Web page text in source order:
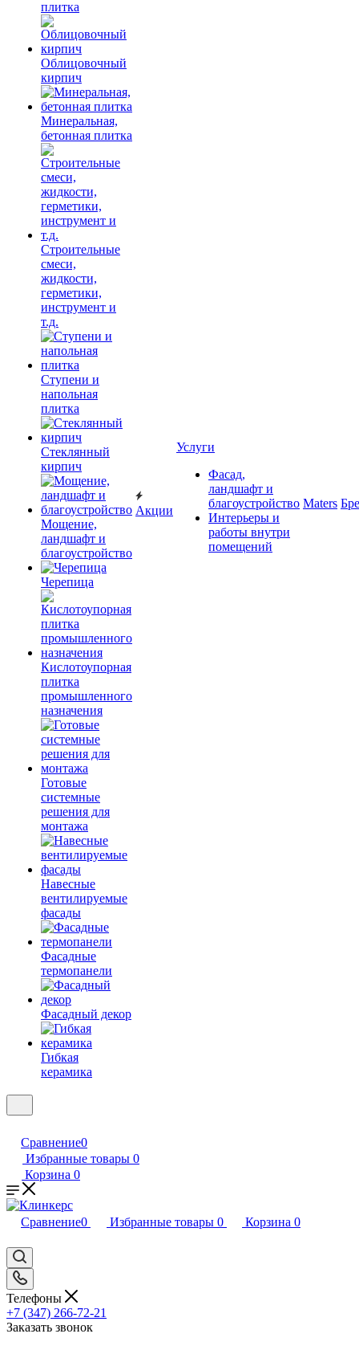
плитка
Облицовочный
кирпич
Минеральная,
бетонная плитка
Строительные
смеси,
жидкости,
герметики,
инструмент и
т.д.
Ступени и
напольная
плитка
Cтеклянный
кирпич
Мощение,
ландшафт и
благоустройство
Черепица
Кислотоупорная
плитка
промышленного
назначения
Готовые
системные
решения для
монтажа
Навесные
вентилируемые
фасады
Фасадные
термопанели
Фасадный декор
Гибкая
керамика
Акции
Услуги
Фасад,
ландшафт и
благоустройство
Интерьеры и
работы внутри
помещений
Maters
Сравнение0
Избранные товары 0
Корзина 0
Сравнение0 Избранные товары 0 Корзина 0
Телефоны
+7 (347) 266-72-21
Заказать звонок